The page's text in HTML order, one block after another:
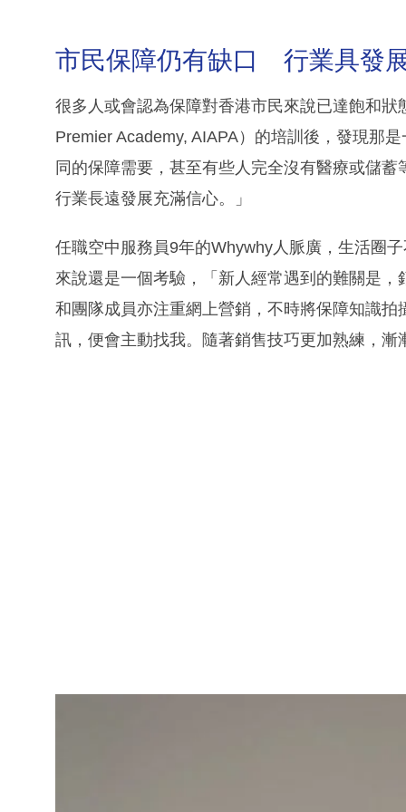
市民保障仍有缺口 行業具發
很多人或會認為保障對香港市民來說已達飽和
Premier Academy, AIAPA）的培訓後，發現那
同的保障需要，甚至有些人完全沒有醫療或儲
行業長遠發展充滿信心。」
任職空中服務員9年的Whywhy人脈廣，生活圈
來說還是一個考驗，「新人經常遇到的難關是
和團隊成員亦注重網上營銷，不時將保障知識
訊，便會主動找我。隨著銷售技巧更加熟練，漸